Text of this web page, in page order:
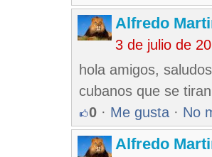
Alfredo
3 de julio de
hola amigos,
cubanos que se
0 · Me gusta · No
Alfredo